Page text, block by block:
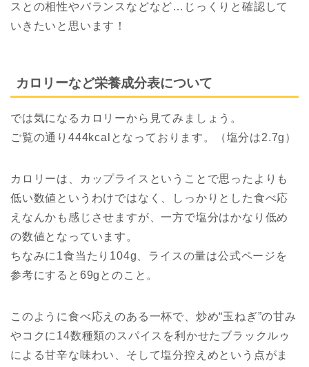
スとの相性やバランスなどなど…じっくりと確認して
いきたいと思います！
カロリーなど栄養成分表について
では気になるカロリーから見てみましょう。
ご覧の通り444kcalとなっております。（塩分は2.7g）
カロリーは、カップライスということで思ったよりも
低い数値というわけではなく、しっかりとした食べ応
えなんかも感じさせますが、一方で塩分はかなり低め
の数値となっています。
ちなみに1食当たり104g、ライスの量は公式ページを
参考にすると69gとのこと。
このように食べ応えのある一杯で、炒め“玉ねぎ”の甘み
やコクに14数種類のスパイスを利かせたブラックルゥ
による甘辛な味わい、そして塩分控えめという点がま